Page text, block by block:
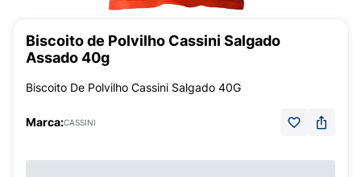
Biscoito de Polvilho Cassini Salgado
Assado 40g
Biscoito De Polvilho Cassini Salgado 40G
Marca:CASSINI